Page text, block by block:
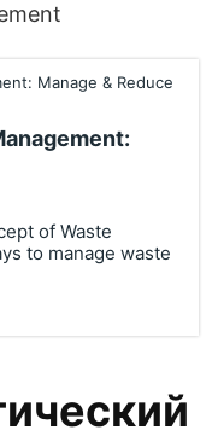
of Waste
to manage waste